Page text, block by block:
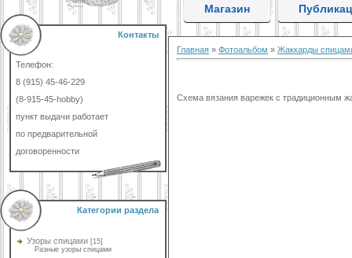
Контакты
Телефон:
8 (915) 45-46-229
(8-915-45-hobby)
пункт выдачи работает
по предварительной
договоренности
Категории раздела
Узоры спицами [15]
Разные узоры спицами
Магазин
Главная » Фотоальбом » Жаккарды
Схема вязания варежек с традиционным